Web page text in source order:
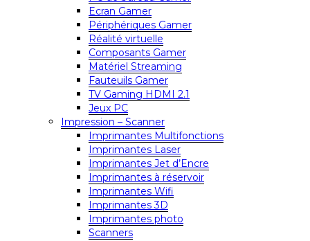
Ecran Gamer
Périphériques Gamer
Réalité virtuelle
Composants Gamer
Matériel Streaming
Fauteuils Gamer
TV Gaming HDMI 2.1
Jeux PC
Impression – Scanner
Imprimantes Multifonctions
Imprimantes Laser
Imprimantes Jet d’Encre
Imprimantes à réservoir
Imprimantes Wifi
Imprimantes 3D
Imprimantes photo
Scanners